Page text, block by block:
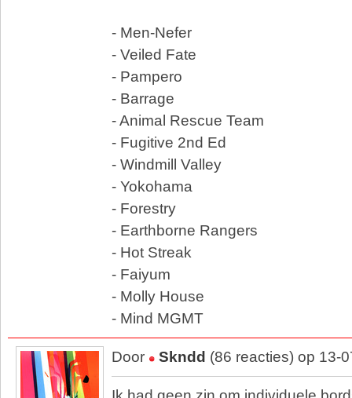
- Men-Nefer
- Veiled Fate
- Pampero
- Barrage
- Animal Rescue Team
- Fugitive 2nd Ed
- Windmill Valley
- Yokohama
- Forestry
- Earthborne Rangers
- Hot Streak
- Faiyum
- Molly House
- Mind MGMT
Door Skndd (86 reacties) op 13-